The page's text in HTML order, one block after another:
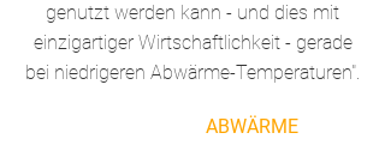
genutzt werden kann - und dies mit
einzigartiger Wirtschaftlichkeit - gerade
bei niedrigeren Abwärme-Temperaturen".
ABWÄRME